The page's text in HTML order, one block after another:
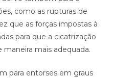
como as rupturas de
que as forças impostas à
para que a cicatrização
mais adequada.
para entorses em graus